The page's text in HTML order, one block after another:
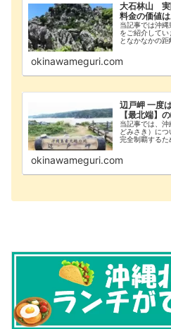
大石林山 実
料金の価値
当記事では沖
をご紹介して
となかなかの
ょうか？ 2018
情報などを画
okinawameguri.com
辺戸岬 一度
【最北端】
当記事では、
どみさき）につい
完全制覇するた
okinawameguri.com